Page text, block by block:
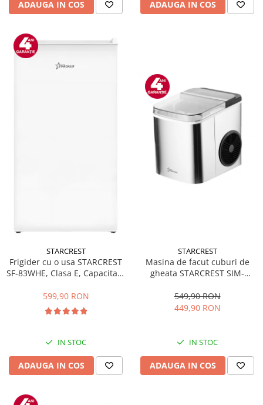
ADAUGA IN COS ADAUGA IN COS
STARCREST
Frigider cu o usa STARCREST
SF-83WHE, Clasa E, Capacitate
Compartiment gheata, H 85
cm, Alb
599,90 RON
IN STOC
ADAUGA IN COS
STARCREST
Masina de facut cuburi de
gheata STARCREST SIM-
Doua dimensiuni pentru
cuburi, Rezervor apa 1.3 l,
549,90 RON
449,90 RON
IN STOC
ADAUGA IN COS